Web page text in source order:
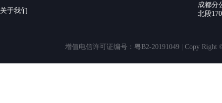
关于我们
成都分
北段
增值电信许可证编号：粤B2-20191049 | Copy